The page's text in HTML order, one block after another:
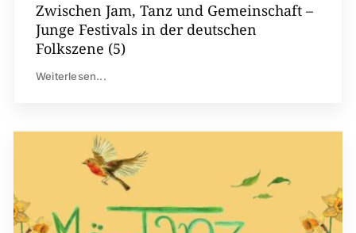
Zwischen Jam, Tanz und Gemeinschaft –
Junge Festivals in der deutschen
Folkszene (5)
Weiterlesen...